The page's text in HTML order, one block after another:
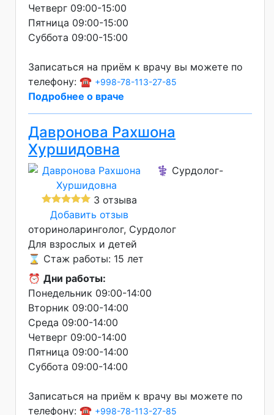
Четверг 09:00-15:00
Пятница 09:00-15:00
Суббота 09:00-15:00
Записаться на приём к врачу вы можете по
телефону: ☎️ +998-78-113-27-85
Подробнее о враче
Давронова Рахшона
Хуршидовна
3 отзыва
Добавить отзыв
⚕️ Сурдолог-
оториноларинголог, Сурдолог
Для взрослых и детей
⌛ Стаж работы: 15 лет
⏰ Дни работы:
Понедельник 09:00-14:00
Вторник 09:00-14:00
Среда 09:00-14:00
Четверг 09:00-14:00
Пятница 09:00-14:00
Суббота 09:00-14:00
Записаться на приём к врачу вы можете по
телефону: ☎️ +998-78-113-27-85